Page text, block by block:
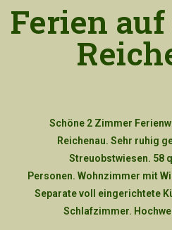
Ferien
Schöne 2 Zimmer
Reichenau. Sehr ruhig
Streuobstwiesen. 58
Personen. Wohnzimmer mit
Separate voll eingerichtete
Schlafzimmer.